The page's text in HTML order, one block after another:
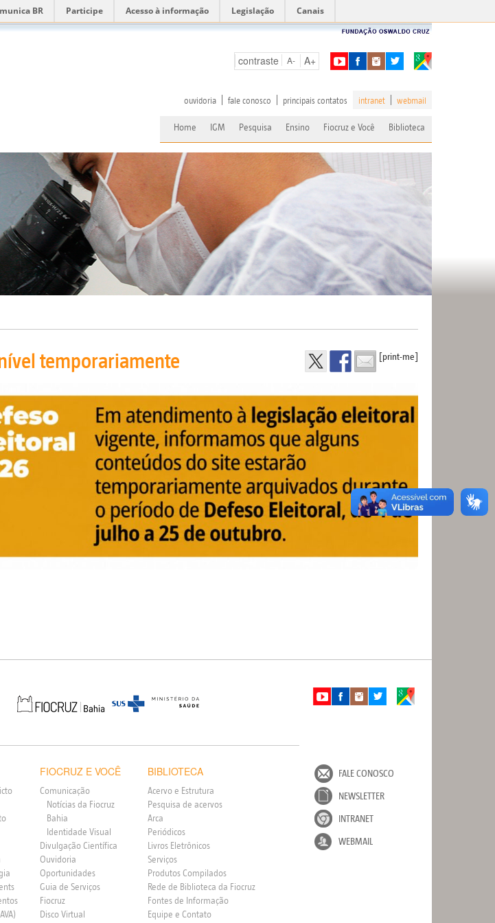
BR Participe Acesso à informação Legislação Canais
contraste A- A+
ouvidoria fale conosco principais contatos intranet webmail
Home IGM Pesquisa Ensino Fiocruz e Você Biblioteca
temporariamente [print-me]
FIOCRUZ E VOCÊ
Comunicação
Notícias da Fiocruz
Bahia
Identidade Visual
Divulgação Científica
Ouvidoria
Oportunidades
Guia de Serviços
Fiocruz
Disco Virtual
BIBLIOTECA
Acervo e Estrutura
Pesquisa de acervos
Arca
Periódicos
Livros Eletrônicos
Serviços
Produtos Compilados
Rede de Biblioteca da Fiocruz
Fontes de Informação
Equipe e Contato
FALE CONOSCO
NEWSLETTER
INTRANET
WEBMAIL